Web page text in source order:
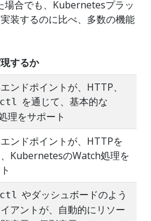
場合でも、Kubernetesプラッ
装するのに比べ、多数の機能
するか
ンドポイントが、HTTP、
を通じて、基本的な
理をサポート
ンドポイントが、HTTPを
KubernetesのWatch処理を
やダッシュボードのよう
アントが、自動的にリソー